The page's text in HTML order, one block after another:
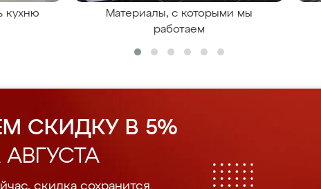
кухню
Материалы, с которыми мы
работаем
СКИДКУ В 5%
скидка сохранится.